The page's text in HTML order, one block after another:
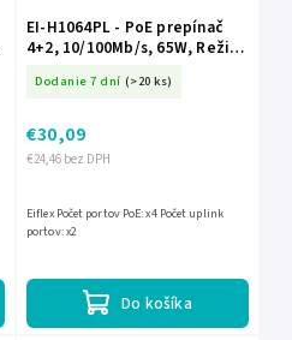
EI-H1064PL - PoE prepínač
4+2, 10/100Mb/s, 65W, Režim
Dodanie 7 dní (>20 ks)
€24,46 bez DPH
€30,09
Do košíka
Eiflex Počet portov PoE: x4 Počet uplink
portov: x2